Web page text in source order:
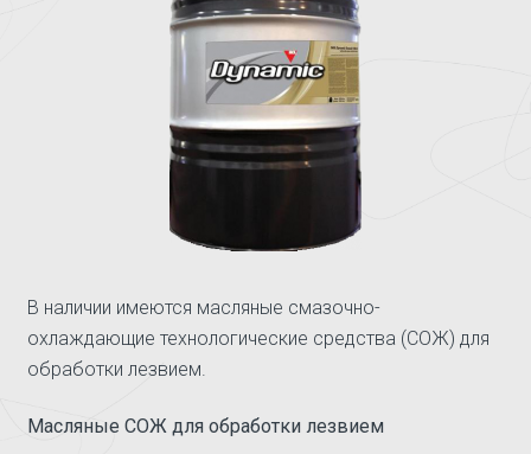
В наличии имеются масляные смазочно-
охлаждающие технологические средства (СОЖ) для
обработки лезвием.
Масляные СОЖ для обработки лезвием